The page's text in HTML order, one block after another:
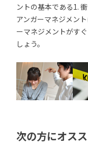
ントの基本である1.
アンガーマネジメン
ーマネジメントがす
しょう。
次の方にオス